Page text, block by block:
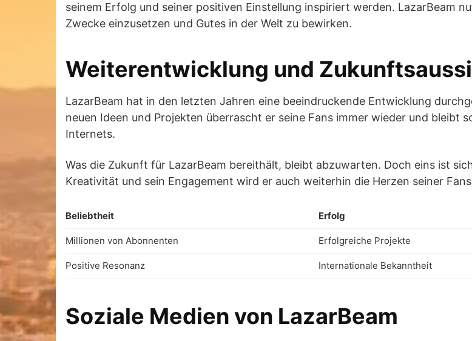
seinem Erfolg und seiner positiven Einstellung inspiriert werden. LazarBeam
Zwecke einzusetzen und Gutes in der Welt zu bewirken.
Weiterentwicklung und
LazarBeam hat in den letzten Jahren eine beeindruckende Entwicklung
neuen Ideen und Projekten überrascht er seine Fans immer wieder und bleibt
Internets.
Was die Zukunft für LazarBeam bereithält, bleibt abzuwarten. Doch eins ist
Kreativität und sein Engagement wird er auch weiterhin die Herzen seiner
Beliebtheit Erfolg
Millionen von Abonnenten Erfolgreiche Projekte
Positive Resonanz Internationale Bekanntheit
Soziale Medien von LazarBeam